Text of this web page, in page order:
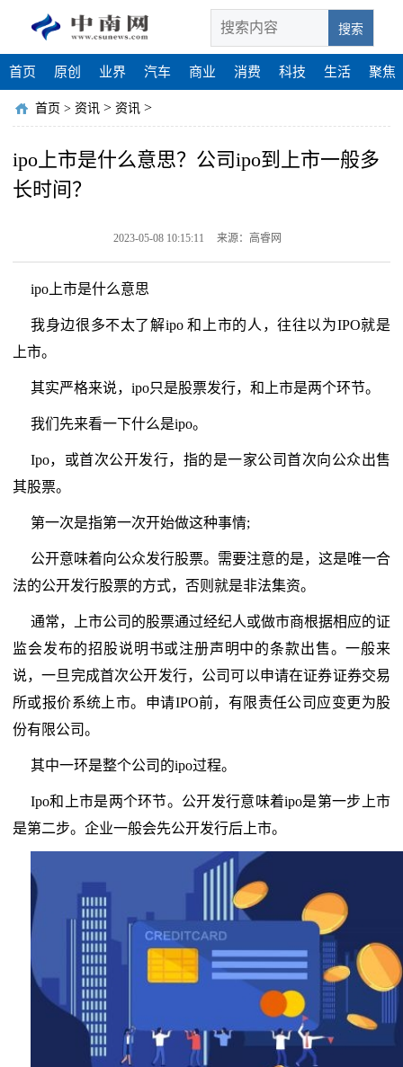
搜索
首页 原创 业界 汽车 商业 消费 科技 生活 聚焦
首页 > 资讯 > 资讯 >
ipo上市是什么意思？公司ipo到上市一般多
长时间？
2023-05-08 10:15:11 来源：高睿网
ipo上市是什么意思
我身边很多不太了解ipo 和上市的人，往往以为IPO就是
上市。
其实严格来说，ipo只是股票发行，和上市是两个环节。
我们先来看一下什么是ipo。
Ipo，或首次公开发行，指的是一家公司首次向公众出售
其股票。
第一次是指第一次开始做这种事情;
公开意味着向公众发行股票。需要注意的是，这是唯一合
法的公开发行股票的方式，否则就是非法集资。
通常，上市公司的股票通过经纪人或做市商根据相应的证
监会发布的招股说明书或注册声明中的条款出售。一般来
说，一旦完成首次公开发行，公司可以申请在证券证券交易
所或报价系统上市。申请IPO前，有限责任公司应变更为股
份有限公司。
其中一环是整个公司的ipo过程。
Ipo和上市是两个环节。公开发行意味着ipo是第一步上市
是第二步。企业一般会先公开发行后上市。